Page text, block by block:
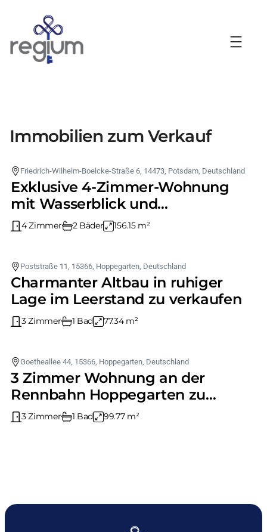
springen
Immobilien zum Verkauf1.049.000 €
Friedrich-Wilhelm-Boelcke-Straße 6, 14473, Potsdam, Deutschland
Exklusive 4-Zimmer-Wohnung
mit Wasserblick und
großzügigem Balkon zu
verkaufen
4 Zimmer 2 Bäder 156.15 m²
Poststraße 11, 15366, Hoppegarten, Deutschland
Charmanter Altbau in ruhiger
Lage im Leerstand zu verkaufen
3 Zimmer 1 Bad 77.34 m²
Goetheallee 44, 15366, Hoppegarten, Deutschland
3 Zimmer Wohnung an der
Rennbahn Hoppegarten zu
verkaufen
3 Zimmer 1 Bad 99.77 m²